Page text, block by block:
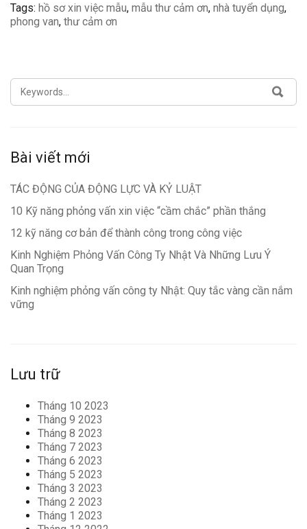
Tags: hồ sơ xin việc mẫu, mẫu thư cảm ơn, nhà tuyển dụng,
phong van, thư cảm ơn
SEARCH
FOR:
Bài viết mới
TÁC ĐỘNG CỦA ĐỘNG LỰC VÀ KỶ LUẬT
10 Kỹ năng phỏng vấn xin việc “cầm chắc” phần thắng
12 kỹ năng cơ bản để thành công trong công việc
Kinh Nghiệm Phỏng Vấn Công Ty Nhật Và Những Lưu Ý
Quan Trọng
Kinh nghiệm phỏng vấn công ty Nhật: Quy tắc vàng cần nắm
vững
Lưu trữ
Tháng 10 2023
Tháng 9 2023
Tháng 8 2023
Tháng 7 2023
Tháng 6 2023
Tháng 5 2023
Tháng 3 2023
Tháng 2 2023
Tháng 1 2023